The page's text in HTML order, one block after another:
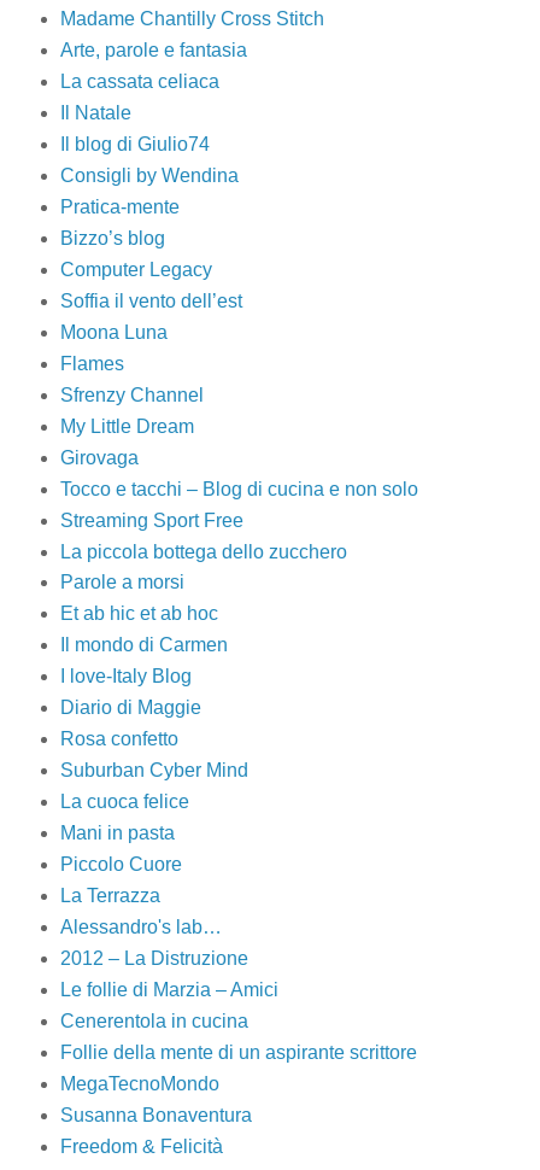
Madame Chantilly Cross Stitch
Arte, parole e fantasia
La cassata celiaca
Il Natale
Il blog di Giulio74
Consigli by Wendina
Pratica-mente
Bizzo’s blog
Computer Legacy
Soffia il vento dell’est
Moona Luna
Flames
Sfrenzy Channel
My Little Dream
Girovaga
Tocco e tacchi – Blog di cucina e non solo
Streaming Sport Free
La piccola bottega dello zucchero
Parole a morsi
Et ab hic et ab hoc
Il mondo di Carmen
I love-Italy Blog
Diario di Maggie
Rosa confetto
Suburban Cyber Mind
La cuoca felice
Mani in pasta
Piccolo Cuore
La Terrazza
Alessandro's lab…
2012 – La Distruzione
Le follie di Marzia – Amici
Cenerentola in cucina
Follie della mente di un aspirante scrittore
MegaTecnoMondo
Susanna Bonaventura
Freedom & Felicità